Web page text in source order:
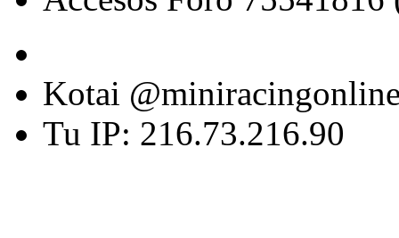
Kotai
Tu IP: 216.73.216.90